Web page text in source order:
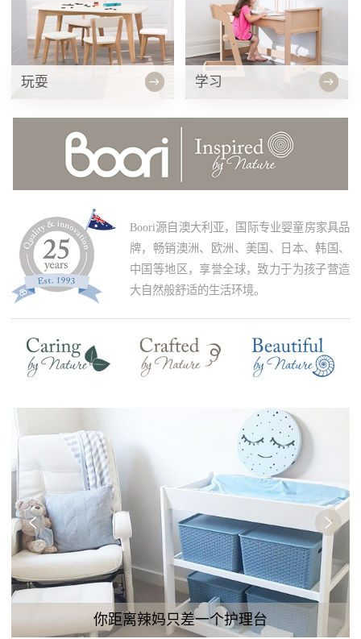
玩耍 学习
Boori源自澳大利亚，国际专业婴童房家具品
牌，畅销澳洲、欧洲、美国、日本、韩国、
中国等地区，享誉全球，致力于为孩子营造
大自然般舒适的生活环境。
你距离辣妈只差一个护理台